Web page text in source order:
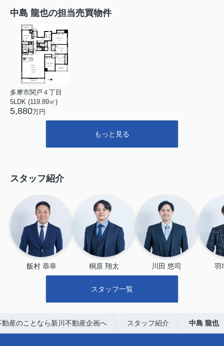
中島 龍也の担当売買物件
多摩市関戸４丁目
5LDK (119.89㎡)
5,880万円
もっと見る
スタッフ紹介
飯村 恭幸 桐原 翔太 川田 悠司 羽
スタッフ一覧
産のことなら新川不動産企画へ スタッフ紹介 中島 龍也